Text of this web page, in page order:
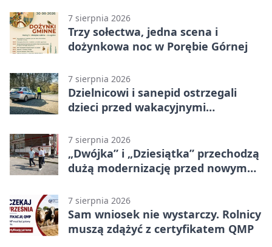
7 sierpnia 2026
Trzy sołectwa, jedna scena i
dożynkowa noc w Porębie Górnej
7 sierpnia 2026
Dzielnicowi i sanepid ostrzegali
dzieci przed wakacyjnymi
7 sierpnia 2026
„Dwójka” i „Dziesiątka” przechodzą
dużą modernizację przed nowym
7 sierpnia 2026
Sam wniosek nie wystarczy. Rolnicy
muszą zdążyć z certyfikatem QMP